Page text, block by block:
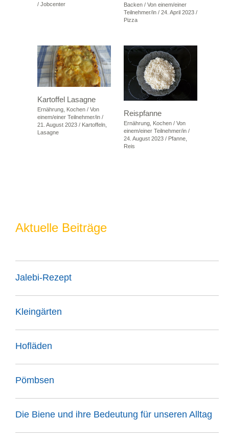
/ Jobcenter Backen/ Von einem/einer
Teilnehmer/in / 24. April 2023 /
Pizza
Kartoffel Lasagne
Ernährung, Kochen/ Von
einem/einer Teilnehmer/in /
21. August 2023 / Kartoffeln,
Lasagne
Reispfanne
Ernährung, Kochen/ Von
einem/einer Teilnehmer/in /
24. August 2023 / Pfanne,
Reis
Aktuelle Beiträge
Jalebi-Rezept
Kleingärten
Hofläden
Pömbsen
Die Biene und ihre Bedeutung für unseren Alltag